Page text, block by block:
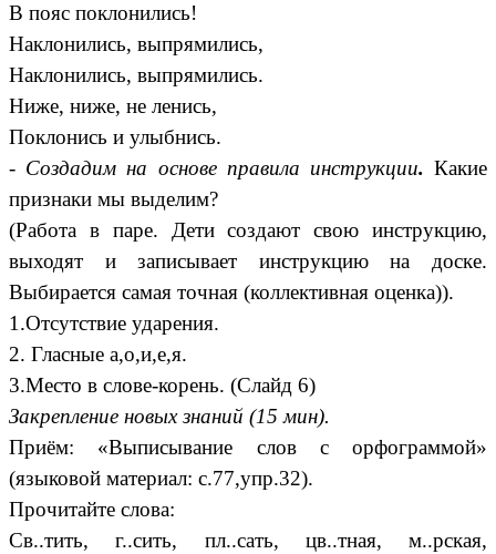
В пояс поклонились!
Наклонились, выпрямились,
Наклонились, выпрямились.
Ниже, ниже, не ленись,
Поклонись и улыбнись.
- Создадим на основе правила инструкции.Какие
признаки мы выделим?
(Работа в паре. Дети создают свою инструкцию,
выходят и записывает инструкцию на доске.
Выбирается самая точная (коллективная оценка)).
1.Отсутствие ударения.
2. Гласные а,о,и,е,я.
3.Место в слове-корень. (Слайд 6)
Закрепление новых знаний (15 мин).
Приём: «Выписывание слов с орфограммой»
(языковой материал: с.77,упр.32).
Прочитайте слова:
Св..тить, г..сить, пл..сать, цв..тная, м..рская,